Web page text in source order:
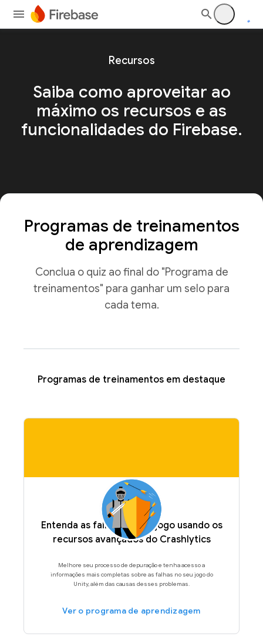
Recursos
Saiba como aproveitar ao
máximo os recursos e as
funcionalidades do Firebase.
Programas de treinamentos
de aprendizagem
Conclua o quiz ao final do "Programa de
treinamentos" para ganhar um selo para
cada tema.
Programas de treinamentos em destaque
Entenda as falhas do seu jogo usando os
recursos avançados do Crashlytics
Melhore seu processo de depuração e tenha acesso a
informações mais completas sobre as falhas no seu jogo do
Unity, além das causas desses problemas.
Ver o programa de aprendizagem